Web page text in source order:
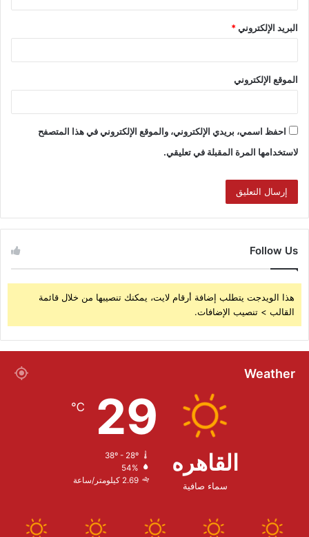
البريد الإلكتروني*
الموقع الإلكتروني
احفظ اسمي، بريدي الإلكتروني، والموقع الإلكتروني في هذا المتصفح
لاستخدامها المرة المقبلة في تعليقي.
Follow Us
هذا الويدجت يتطلب إضافة أرقام لايت، يمكنك تنصيبها من خلال قائمة
القالب > تنصيب الإضافات.
Weather
القاهره
سماء صافية
29
℃
38º - 28º
54%
2.69 كيلومتر/ساعة